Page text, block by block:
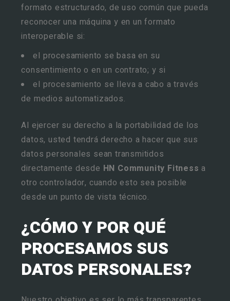
formato estructurado, de uso común que pueda
reconocer una máquina y en un formato
interoperable si:
el procesamiento se basa en su
consentimiento o en un contrato; y si
el procesamiento se lleva a cabo a través
de medios automatizados.
Al ejercer su derecho a la portabilidad de los
datos, usted tendrá derecho a hacer que sus
datos personales sean transmitidos
directamente desde HN Community Fitness a
otro controlador, cuando esto sea posible
desde un punto de vista técnico.
¿CÓMO Y POR QUÉ
PROCESAMOS SUS
DATOS PERSONALES?